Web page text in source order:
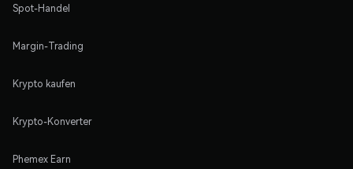
Spot-Handel
Margin-Trading
Krypto kaufen
Krypto-Konverter
Phemex Earn